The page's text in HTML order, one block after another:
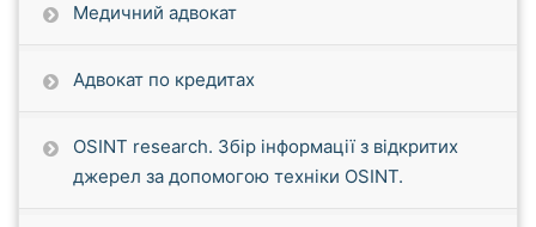
Медичний адвокат
Адвокат по кредитах
OSINT research. Збір інформації з відкритих
джерел за допомогою техніки OSINT.